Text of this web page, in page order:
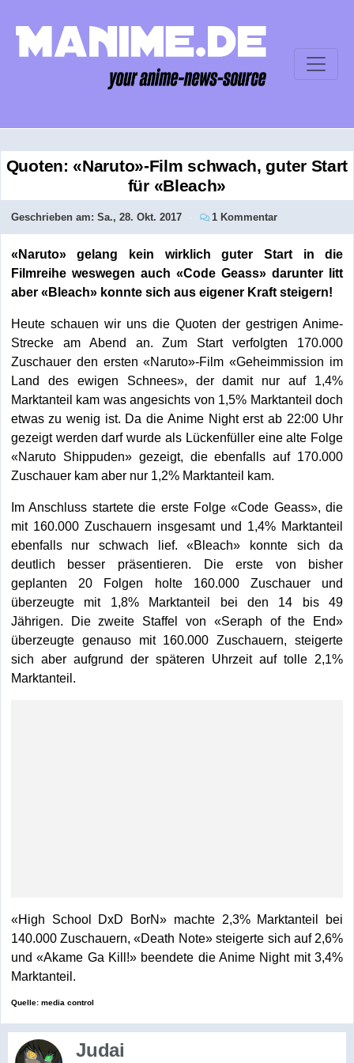
Quoten: «Naruto»-Film schwach, guter Start
für «Bleach»
Geschrieben am: Sa., 28. Okt. 2017 1 Kommentar
«Naruto» gelang kein wirklich guter Start in die
Filmreihe weswegen auch «Code Geass» darunter litt
aber «Bleach» konnte sich aus eigener Kraft steigern!
Heute schauen wir uns die Quoten der gestrigen Anime-
Strecke am Abend an. Zum Start verfolgten 170.000
Zuschauer den ersten «Naruto»-Film «Geheimmission im
Land des ewigen Schnees», der damit nur auf 1,4%
Marktanteil kam was angesichts von 1,5% Marktanteil doch
etwas zu wenig ist. Da die Anime Night erst ab 22:00 Uhr
gezeigt werden darf wurde als Lückenfüller eine alte Folge
«Naruto Shippuden» gezeigt, die ebenfalls auf 170.000
Zuschauer kam aber nur 1,2% Marktanteil kam.
Im Anschluss startete die erste Folge «Code Geass», die
mit 160.000 Zuschauern insgesamt und 1,4% Marktanteil
ebenfalls nur schwach lief. «Bleach» konnte sich da
deutlich besser präsentieren. Die erste von bisher
geplanten 20 Folgen holte 160.000 Zuschauer und
überzeugte mit 1,8% Marktanteil bei den 14 bis 49
Jährigen. Die zweite Staffel von «Seraph of the End»
überzeugte genauso mit 160.000 Zuschauern, steigerte
sich aber aufgrund der späteren Uhrzeit auf tolle 2,1%
Marktanteil.
«High School DxD BorN» machte 2,3% Marktanteil bei
140.000 Zuschauern, «Death Note» steigerte sich auf 2,6%
und «Akame Ga Kill!» beendete die Anime Night mit 3,4%
Marktanteil.
Quelle: media control
Judai